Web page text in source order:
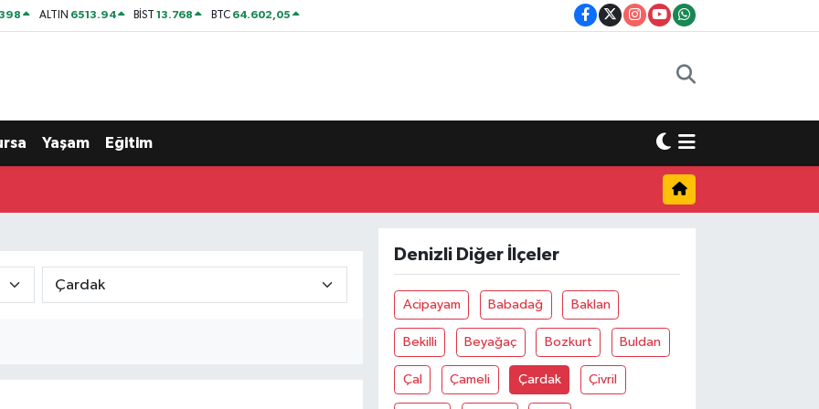
ALTIN 6513.94 BİST13.768 BTC 64.602,05
Yaşam Eğitim
Denizli Diğer İlçeler
Acipayam Babadağ Baklan
Bekilli Beyağaç Bozkurt Buldan
Çal Çameli Çardak Çivril